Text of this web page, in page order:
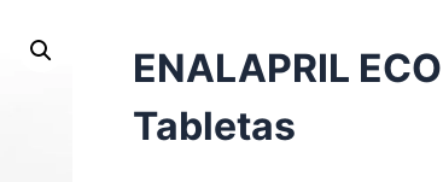
ENALAPRIL
Tabletas